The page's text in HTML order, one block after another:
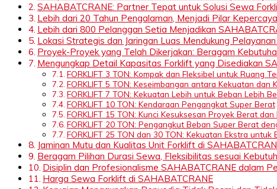
SAHABATCRANE: Partner Tepat untuk Solusi Sewa
Lebih dari 20 Tahun Pengalaman, Menjadi Pilar
Lebih dari 800 Pelanggan Setia Menjadikan
Lokasi Strategis dan Jaringan Luas Mendukung
Proyek-Proyek yang Telah Dikerjakan: Beragam
Mengungkap Detail Kapasitas Forklift yang Disediakan
FORKLIFT 3 TON: Kompak dan Fleksibel untuk Ruang
FORKLIFT 5 TON: Keseimbangan antara Kekuatan dan
FORKLIFT 7 TON: Kekuatan Lebih untuk Beban Lebih
FORKLIFT 10 TON: Kendaraan Pengangkat Super Berat
FORKLIFT 15 TON: Kunci Kesuksesan Proyek Berat dan
FORKLIFT 20 TON: Pengangkut Beban Super Berat
FORKLIFT 25 TON dan 30 TON: Kekuatan Ekstra untuk
Jaminan Mutu dan Kualitas Unit Forklift di
Beragam Pilihan Durasi Sewa, Fleksibilitas sesuai
Disiplin dan Profesionalisme SAHABATCRANE dalam
Harga Sewa Forklift di SAHABATCRANE